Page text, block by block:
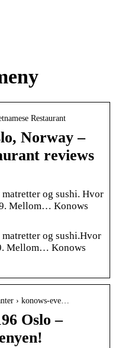
Restaurant
Norway –
reviews
og sushi. Hvor
Mellom… Konows
og sushi.Hvor
Mellom… Konows
› konows-eve…
Oslo –